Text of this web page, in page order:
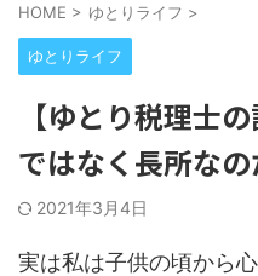
HOME > ゆとりライフ >
ゆとりライフ
【ゆとり税理士
ではなく長所なの
2021年3月4日
実は私は子供の頃から心